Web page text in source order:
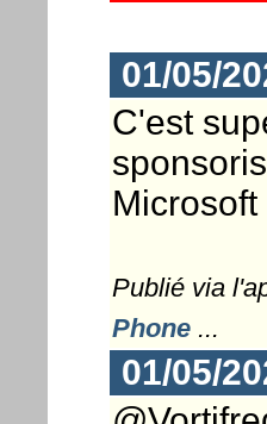
01/05/
C'est
Publié via
Phone...
01/05/